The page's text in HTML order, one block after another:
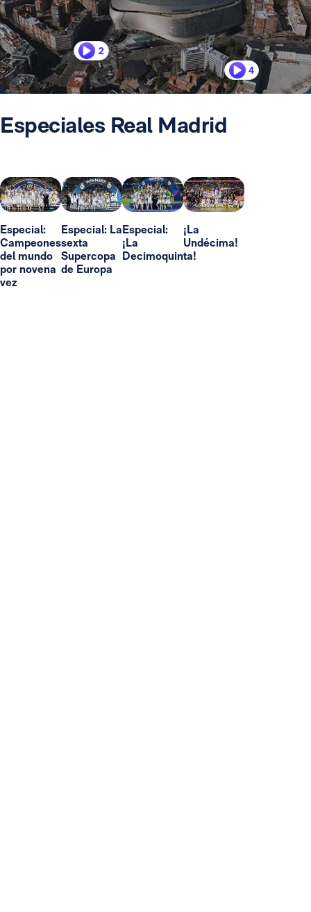
2
4
Especiales Real Madrid
Especial:
Campeones
del mundo
por novena
vez
Especial: La
sexta
Supercopa
de Europa
Especial:
¡La
Decimoquinta!
¡La
Undécima!